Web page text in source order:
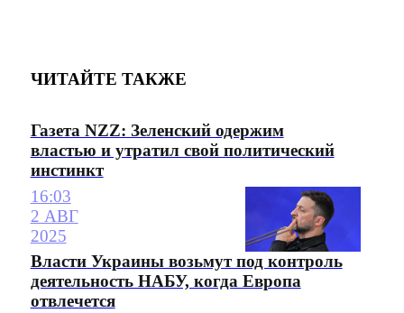
ЧИТАЙТЕ ТАКЖЕ
Газета NZZ: Зеленский одержим
властью и утратил свой политический
инстинкт
16:03
2 АВГ
2025
Власти Украины возьмут под контроль
деятельность НАБУ, когда Европа
отвлечется